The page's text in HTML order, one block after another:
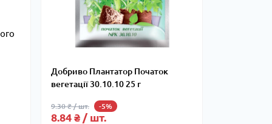
Добриво Плантатор Початок
вегетації 30.10.10 25 г
9.30 ₴ / шт. -5%
8.84 ₴ / шт.